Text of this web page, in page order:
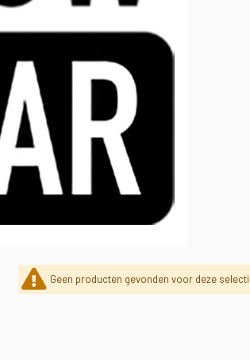
Geen producten gevonden voor deze